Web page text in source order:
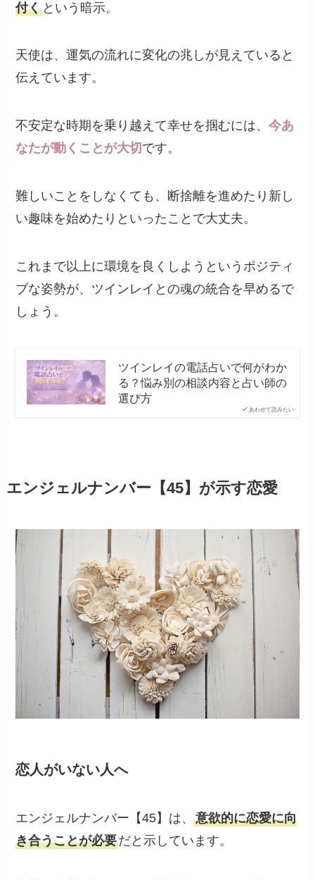
付く という暗示。
天使は、運気の流れに変化の兆しが見えていると
伝えています。
不安定な時期を乗り越えて幸せを掴むには、今あ
なたが動くことが大切 です。
難しいことをしなくても、断捨離を進めたり新し
い趣味を始めたりといったことで大丈夫。
これまで以上に環境を良くしようというポジティ
ブな姿勢が、ツインレイとの魂の統合を早めるで
しょう。
あわせて読みたい
ツインレイの電話占いで何がわか
る？悩み別の相談内容と占い師の
選び方
エンジェルナンバー【45】が示す恋愛
恋人がいない人へ
エンジェルナンバー【45】は、意欲的に恋愛に向
き合うことが必要だと示しています。